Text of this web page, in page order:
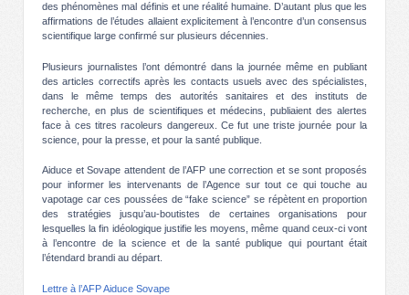
des phénomènes mal définis et une réalité humaine. D’autant plus que les
affirmations de l’études allaient explicitement à l’encontre d’un consensus
scientifique large confirmé sur plusieurs décennies.
Plusieurs journalistes l’ont démontré dans la journée même en publiant
des articles correctifs après les contacts usuels avec des spécialistes,
dans le même temps des autorités sanitaires et des instituts de
recherche, en plus de scientifiques et médecins, publiaient des alertes
face à ces titres racoleurs dangereux. Ce fut une triste journée pour la
science, pour la presse, et pour la santé publique.
Aiduce et Sovape attendent de l’AFP une correction et se sont proposés
pour informer les intervenants de l’Agence sur tout ce qui touche au
vapotage car ces poussées de “fake science” se répètent en proportion
des stratégies jusqu’au-boutistes de certaines organisations pour
lesquelles la fin idéologique justifie les moyens, même quand ceux-ci vont
à l’encontre de la science et de la santé publique qui pourtant était
l’étendard brandi au départ.
Lettre à l’AFP Aiduce Sovape